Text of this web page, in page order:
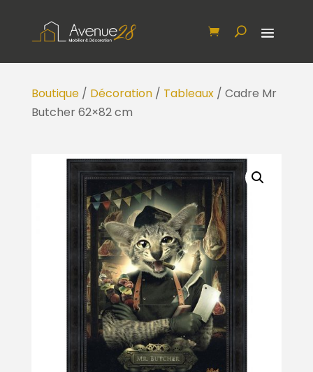
Boutique/ Décoration/ Tableaux/ Cadre Mr
Butcher 62×82 cm